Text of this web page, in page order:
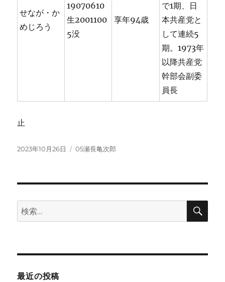
せなが・か
めじろう
19070610
生2001100
5没
享年94歳
で1期、日
本共産党と
して連続5
期。1973年
以降共産党
幹部会副委
員長
止
投
2023年10月26日
カ
05瀬長亀次郎
検
索:
検
最近の投稿